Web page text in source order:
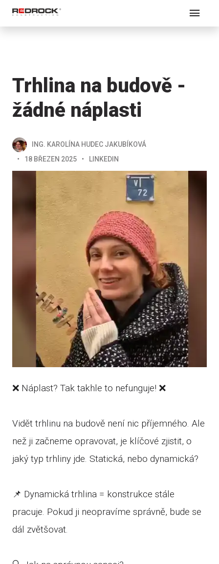
Trhlina na budově -
žádné náplasti
ING. KAROLÍNA HUDEC JAKUBÍKOVÁ
18 BŘEZEN 2025
LINKEDIN
❌ Náplast? Tak takhle to nefunguje! ❌
Vidět trhlinu na budově není nic příjemného. Ale
než ji začneme opravovat, je klíčové zjistit, o
jaký typ trhliny jde. Statická, nebo dynamická?
📌 Dynamická trhlina = konstrukce stále
pracuje. Pokud ji neopravíme správně, bude se
dál zvětšovat.